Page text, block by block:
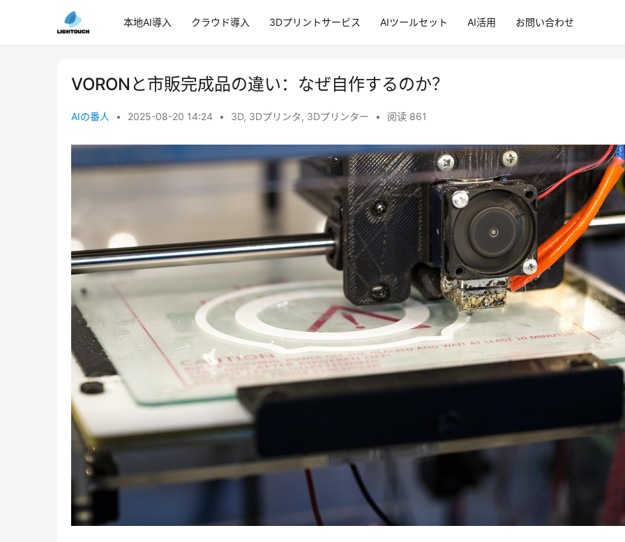
本地AI導入 クラウド導入 3Dプリントサービス AIツールセット AI活用 お問い合わせ
VORONと市販完成品の違い：なぜ自作するのか？
AIの番人 • 2025-08-20 14:24 • 3D, 3Dプリンタ, 3Dプリンター • 阅读 861